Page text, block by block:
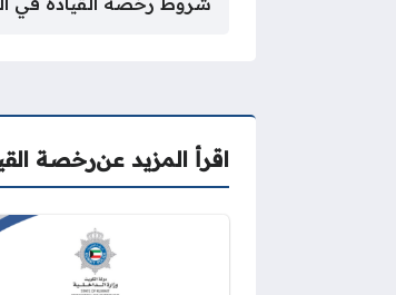
اقرأ المزيد عنرخصة